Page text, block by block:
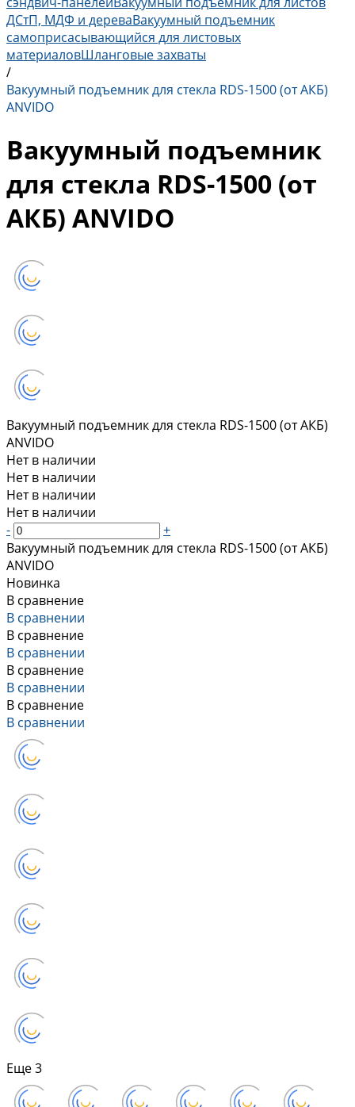
ДСтП, МДФ и дереваВакуумный подъемник
самоприсасывающийся для листовых
материаловШланговые захваты
/
Вакуумный подъемник для стекла RDS-1500 (от АКБ)
ANVIDO
Вакуумный подъемник
для стекла RDS-1500 (от
АКБ) ANVIDO
Вакуумный подъемник для стекла RDS-1500 (от АКБ)
ANVIDO
Нет в наличии
Нет в наличии
Нет в наличии
Нет в наличии
-
+
Вакуумный подъемник для стекла RDS-1500 (от АКБ)
ANVIDO
Новинка
В сравнение
В сравнении
В сравнение
В сравнении
В сравнение
В сравнении
В сравнение
В сравнении
Еще3